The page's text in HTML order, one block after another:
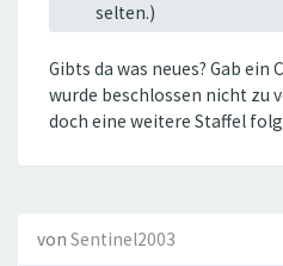
selten.)
Gibts da was neues? Gab ein
wurde beschlossen nicht zu
doch eine weitere Staffel
von Sentinel2003